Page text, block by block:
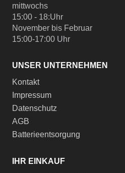
mittwochs
15:00 - 18:Uhr
November bis Februar
15:00-17:00 Uhr
UNSER UNTERNEHMEN
Kontakt
Impressum
Datenschutz
AGB
Batterieentsorgung
IHR EINKAUF